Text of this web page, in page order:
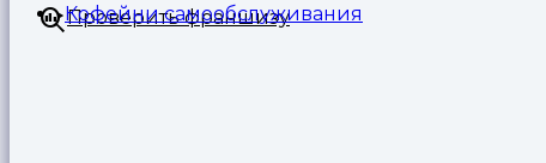
Кофейни самообслуживания
Проверить франшизу